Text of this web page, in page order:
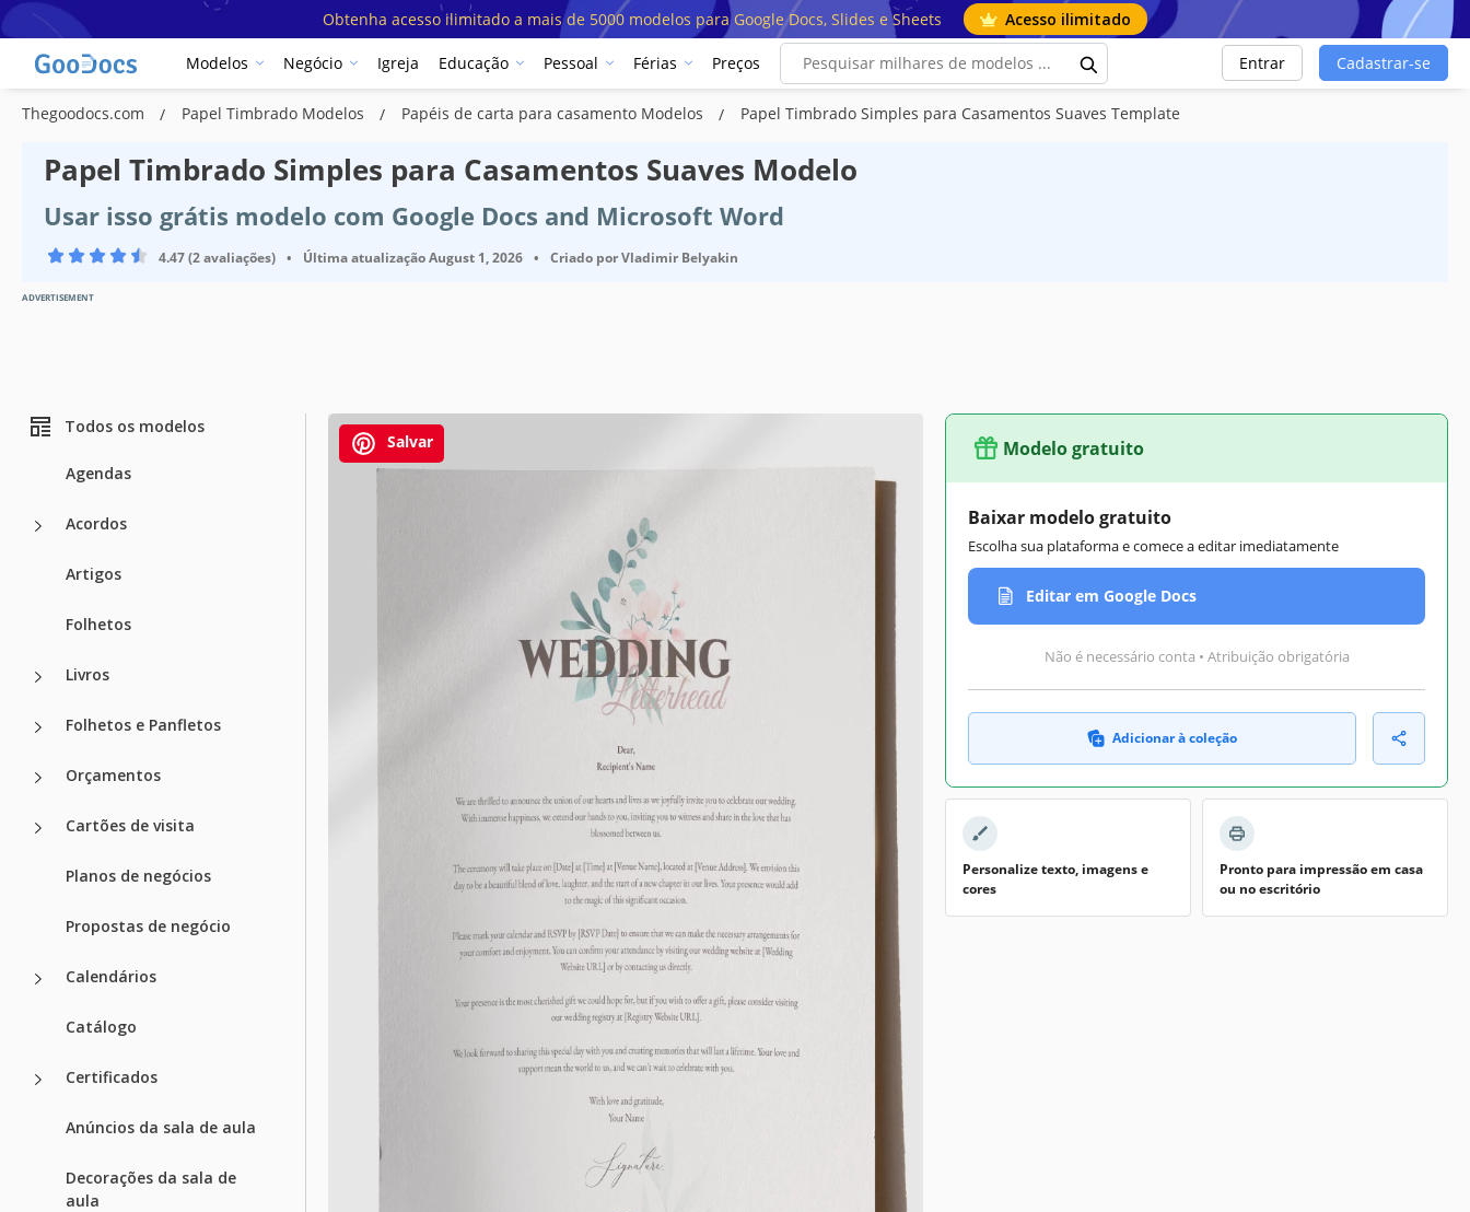
Obtenha acesso ilimitado a mais de 5000 modelos para Google Docs, Slides e Sheets Acesso ilimitado
Modelos Negócio Igreja Educação Pessoal Férias Preços Entrar Cadastrar-se
Thegoodocs.com Papel Timbrado Modelos Papéis de carta para casamento Modelos Papel Timbrado Simples para Casamentos Suaves Template
Papel Timbrado Simples para Casamentos Suaves Modelo
Usar isso grátis modelo com Google Docs and Microsoft Word
4.47 (2 avaliações) • Última atualizaçãoAugust 1, 2026 • Criado porVladimir Belyakin
ADVERTISEMENT
Todos os modelos
Agendas
Acordos
Artigos
Folhetos
Livros
Folhetos e Panfletos
Orçamentos
Cartões de visita
Planos de negócios
Propostas de negócio
Calendários
Catálogo
Certificados
Anúncios da sala de aula
Decorações da sala de
aula
Salvar Modelo gratuito
Baixar modelo gratuito
Escolha sua plataforma e comece a editar imediatamente
Editar em Google Docs
Não é necessário conta • Atribuição obrigatória
Adicionar à coleção
Personalize texto, imagens e
cores
Pronto para impressão em casa
ou no escritório